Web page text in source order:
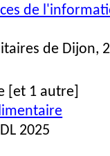
de
de Dijon,
[et 1 autre]
2025